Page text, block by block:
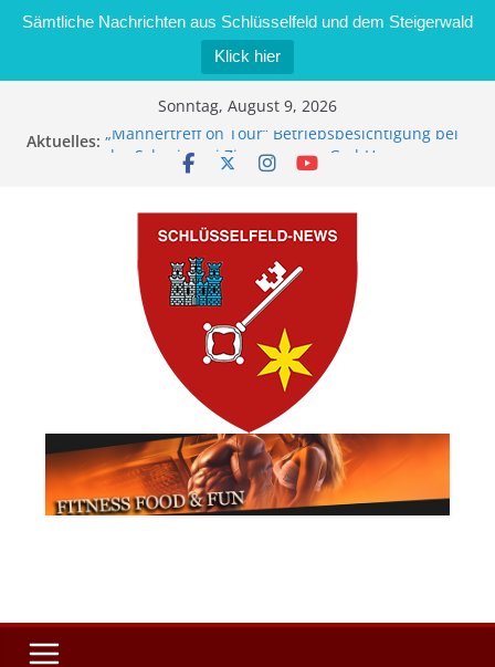
Sämtliche Nachrichten aus Schlüsselfeld und dem Steigerwald
Klick hier
Sonntag, August 9, 2026
Aktuelles: „Männertreff on Tour“ Betriebsbesichtigung bei
der Schreinerei Zimmermann GmbH
Kontrolle
Stadt Schlüsselfeld bietet Online-Anmeldung für
Kindergartenplätze an
Dieseldiebstahl im Wert von 600 Euro